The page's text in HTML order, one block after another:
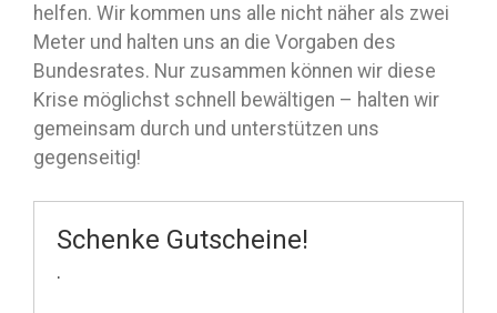
helfen. Wir kommen uns alle nicht näher als zwei
Meter und halten uns an die Vorgaben des
Bundesrates. Nur zusammen können wir diese
Krise möglichst schnell bewältigen – halten wir
gemeinsam durch und unterstützen uns
gegenseitig!
Schenke Gutscheine!
·